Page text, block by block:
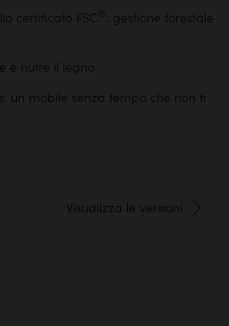
certificato FSC
: gestione forestale
e nutre il legno
un mobile senza tempo che non ti
Visualizza le versioni